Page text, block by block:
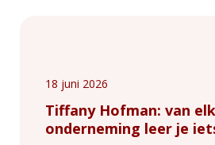
18 juni 2026
Tiffany Hofman: van
onderneming leer je